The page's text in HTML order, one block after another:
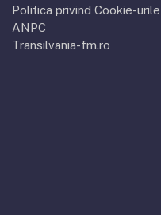
Politica privind Cookie-urile
ANPC
Transilvania-fm.ro